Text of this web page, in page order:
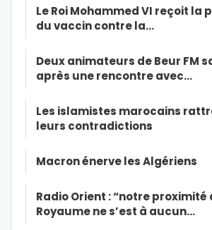
Le Roi Mohammed VI reçoit la
du vaccin contre la…
Deux animateurs de Beur FM
après une rencontre avec…
Les islamistes marocains
leurs contradictions
Macron énerve les Algériens
Radio Orient : “notre proximité
Royaume ne s’est à aucun…